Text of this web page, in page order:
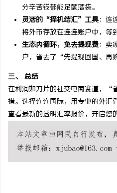
分辛苦钱都能足额落袋。
灵活的“择机结汇”工具：连
将外币存放在连连账户中，等
生态内循环，免去提现费：卖
户，省去了“先提现回国、再
三、 总结
在利润如刀片的社交电商赛道，“
措。选择连连国际，用专业的外汇
查看最新的透明汇率报价，开启您
汉配眼镜 上海配眼镜